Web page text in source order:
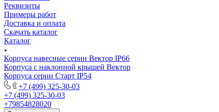
Реквизиты
Примеры работ
Доставка и оплата
Скачать каталог
Каталог
Корпуса навесные серии Вектор IP66
Корпуса с наклонной крышей Вектор
Корпуса серии Старт IP54
+7 (499) 325-30-03
+7 (499) 325-30-03
+79854828020